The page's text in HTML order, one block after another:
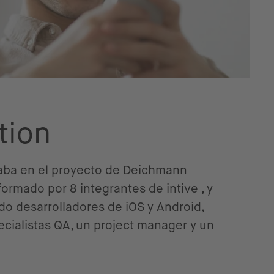
en el proyecto de Deichmann
por 8 integrantes de intive , y
desarrolladores de iOS y Android,
QA, un project manager y un